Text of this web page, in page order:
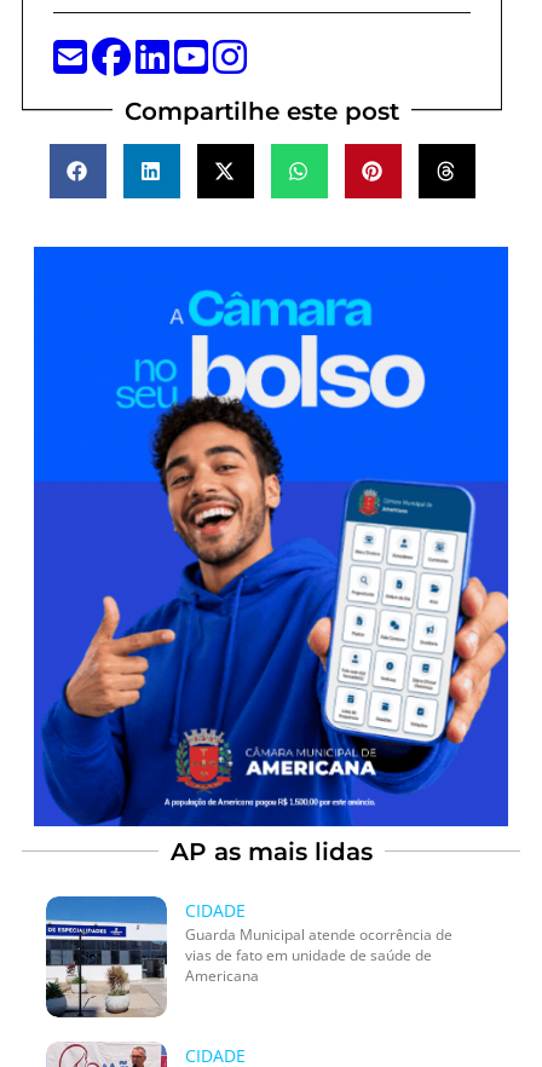
Compartilhe este post
AP as mais lidas
CIDADE
Guarda Municipal atende ocorrência de
vias de fato em unidade de saúde de
Americana
CIDADE